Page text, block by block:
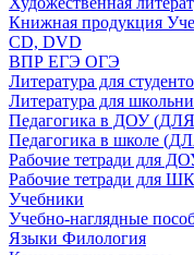
Книжная продукция
CD, DVD
ВПР ЕГЭ ОГЭ
Литература для
Литература для
Педагогика в ДОУ
Педагогика в школе
Рабочие тетради для
Рабочие тетради для
Учебники
Учебно-наглядные
Языки Филология